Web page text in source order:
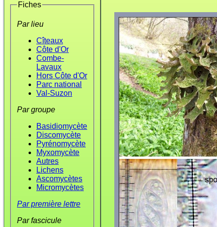
Fiches
Par lieu
Cîteaux
Côte d'Or
Combe-
Lavaux
Hors Côte d'Or
Parc national
Val-Suzon
Par groupe
Basidiomycète
Discomycète
Pyrénomycète
Myxomycète
Autres
Lichens
Ascomycètes
Micromycètes
Par première lettre
Par fascicule